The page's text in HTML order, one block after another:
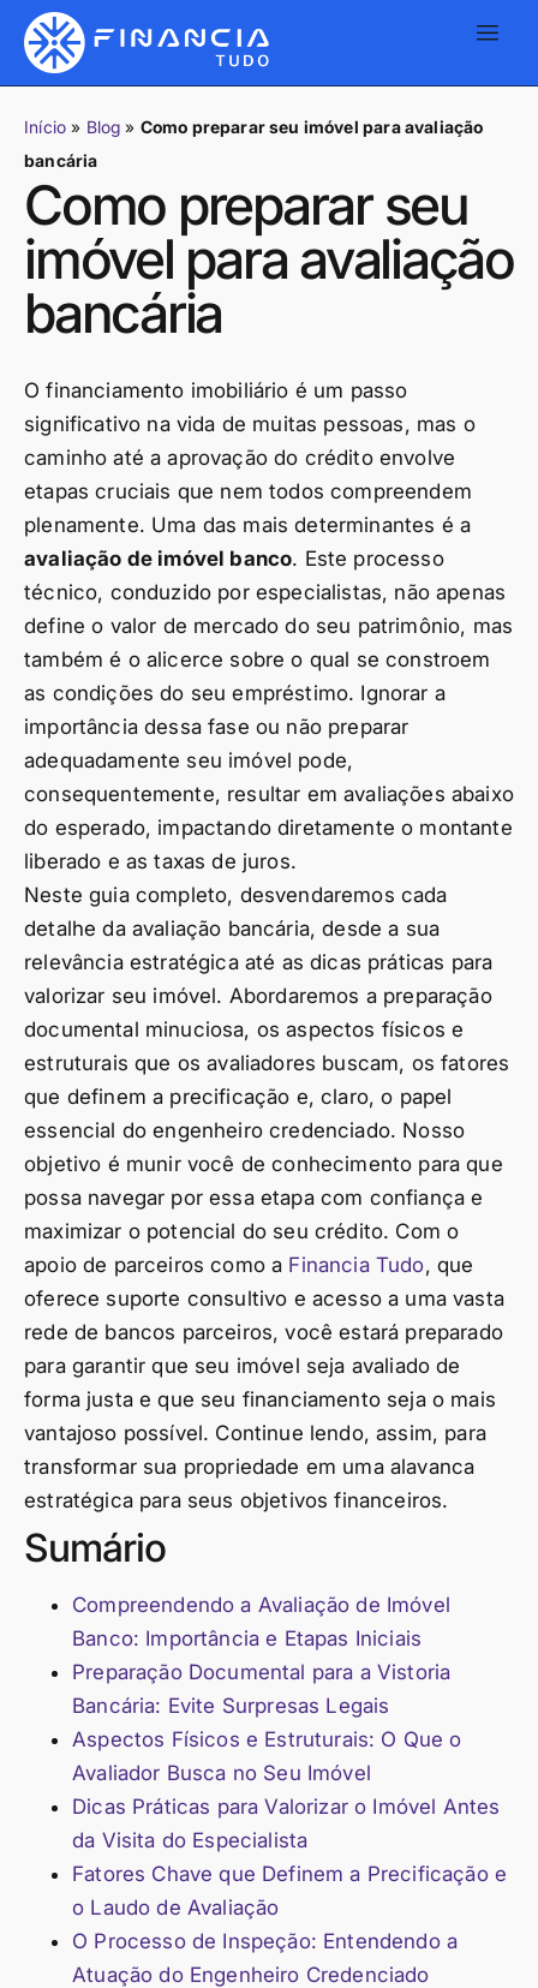
Início » Blog » Como preparar seu imóvel para avaliação
bancária
Como preparar seu
imóvel para avaliação
bancária
O financiamento imobiliário é um passo
significativo na vida de muitas pessoas, mas o
caminho até a aprovação do crédito envolve
etapas cruciais que nem todos compreendem
plenamente. Uma das mais determinantes é a
avaliação de imóvel banco. Este processo
técnico, conduzido por especialistas, não apenas
define o valor de mercado do seu patrimônio, mas
também é o alicerce sobre o qual se constroem
as condições do seu empréstimo. Ignorar a
importância dessa fase ou não preparar
adequadamente seu imóvel pode,
consequentemente, resultar em avaliações abaixo
do esperado, impactando diretamente o montante
liberado e as taxas de juros.
Neste guia completo, desvendaremos cada
detalhe da avaliação bancária, desde a sua
relevância estratégica até as dicas práticas para
valorizar seu imóvel. Abordaremos a preparação
documental minuciosa, os aspectos físicos e
estruturais que os avaliadores buscam, os fatores
que definem a precificação e, claro, o papel
essencial do engenheiro credenciado. Nosso
objetivo é munir você de conhecimento para que
possa navegar por essa etapa com confiança e
maximizar o potencial do seu crédito. Com o
apoio de parceiros como a Financia Tudo, que
oferece suporte consultivo e acesso a uma vasta
rede de bancos parceiros, você estará preparado
para garantir que seu imóvel seja avaliado de
forma justa e que seu financiamento seja o mais
vantajoso possível. Continue lendo, assim, para
transformar sua propriedade em uma alavanca
estratégica para seus objetivos financeiros.
Sumário
Compreendendo a Avaliação de Imóvel
Banco: Importância e Etapas Iniciais
Preparação Documental para a Vistoria
Bancária: Evite Surpresas Legais
Aspectos Físicos e Estruturais: O Que o
Avaliador Busca no Seu Imóvel
Dicas Práticas para Valorizar o Imóvel Antes
da Visita do Especialista
Fatores Chave que Definem a Precificação e
o Laudo de Avaliação
O Processo de Inspeção: Entendendo a
Atuação do Engenheiro Credenciado